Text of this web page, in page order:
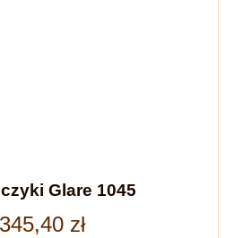
Glare 1045
zł